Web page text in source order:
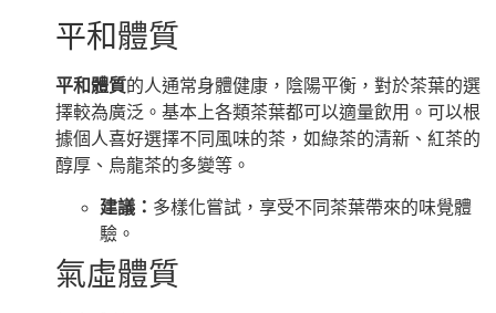
平和體質
平和體質的人通常身體健康，陰陽平衡，對於茶葉的選
擇較為廣泛。基本上各類茶葉都可以適量飲用。可以根
據個人喜好選擇不同風味的茶，如綠茶的清新、紅茶的
醇厚、烏龍茶的多變等。
建議： 多樣化嘗試，享受不同茶葉帶來的味覺體
驗。
氣虛體質